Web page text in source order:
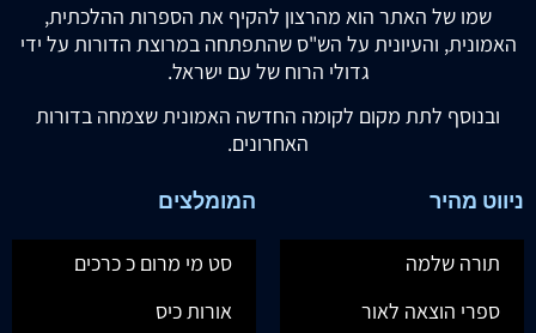
שמו של האתר הוא מהרצון להקיף את הספרות ההלכתית,
האמונית, והעיונית על הש"ס שהתפתחה במרוצת הדורות על ידי
גדולי הרוח של עם ישראל.
ובנוסף לתת מקום לקומה החדשה האמונית שצמחה בדורות
האחרונים.
ניווט מהיר
תורה שלמה
ספרי הוצאה לאור
המומלצים
סט מי מרום כ כרכים
אורות כיס